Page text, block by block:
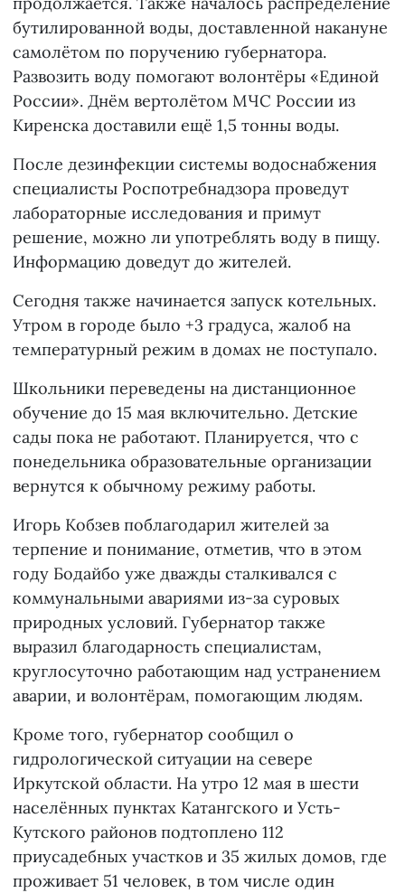
бутилированной воды, доставленной накануне
самолётом по поручению губернатора.
Развозить воду помогают волонтёры «Единой
России». Днём вертолётом МЧС России из
Киренска доставили ещё 1,5 тонны воды.
После дезинфекции системы водоснабжения
специалисты Роспотребнадзора проведут
лабораторные исследования и примут
решение, можно ли употреблять воду в пищу.
Информацию доведут до жителей.
Сегодня также начинается запуск котельных.
Утром в городе было +3 градуса, жалоб на
температурный режим в домах не поступало.
Школьники переведены на дистанционное
обучение до 15 мая включительно. Детские
сады пока не работают. Планируется, что с
понедельника образовательные организации
вернутся к обычному режиму работы.
Игорь Кобзев поблагодарил жителей за
терпение и понимание, отметив, что в этом
году Бодайбо уже дважды сталкивался с
коммунальными авариями из-за суровых
природных условий. Губернатор также
выразил благодарность специалистам,
круглосуточно работающим над устранением
аварии, и волонтёрам, помогающим людям.
Кроме того, губернатор сообщил о
гидрологической ситуации на севере
Иркутской области. На утро 12 мая в шести
населённых пунктах Катангского и Усть-
Кутского районов подтоплено 112
приусадебных участков и 35 жилых домов, где
проживает 51 человек, в том числе один